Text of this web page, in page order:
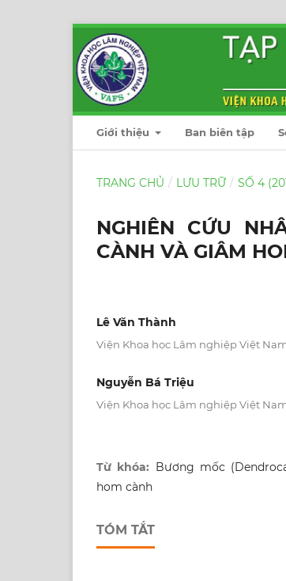
Giới thiệu Ban biên tập
TRANG CHỦ / LƯU TRỮ / SỐ 4
NGHIÊN CỨU
CÀNH VÀ GIÂM
Lê Văn Thành
Viện Khoa học Lâm nghiệp Việt
Nguyễn Bá Triệu
Viện Khoa học Lâm nghiệp Việt
Từ khóa: Bương mốc
hom cành
TÓM TẮT